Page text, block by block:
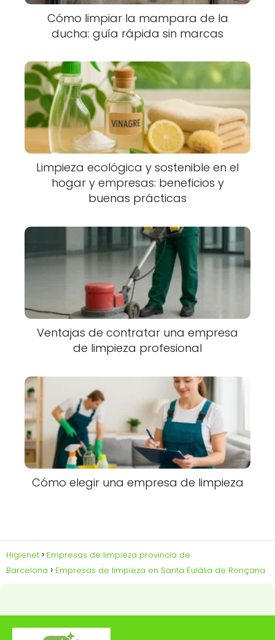
Cómo limpiar la mampara de la
ducha: guía rápida sin marcas
Limpieza ecológica y sostenible en el
hogar y empresas: beneficios y
buenas prácticas
Ventajas de contratar una empresa
de limpieza profesional
Cómo elegir una empresa de limpieza
Higienet
Empresas de limpieza provincia de
Barcelona
Empresas de limpieza en Santa Eulàlia de Ronçana